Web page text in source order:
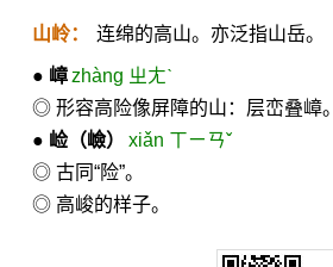
山岭： 连绵的高山。亦泛指山岳。
● 嶂zhàng ㄓㄤˋ
◎ 形容高险像屏障的山：层峦叠嶂。
● 崄 （嶮）
xiǎn ㄒㄧㄢˇ
◎ 古同“险”。
◎ 高峻的样子。